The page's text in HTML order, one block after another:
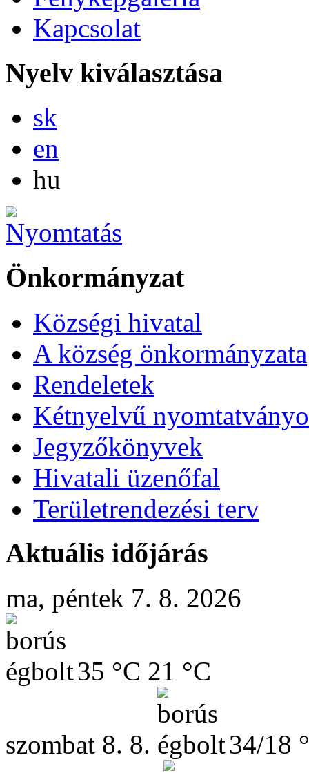
Kapcsolat
Nyelv kiválasztása
sk
en
hu
Önkormányzat
Községi hivatal
A község önkormányzata
Rendeletek
Kétnyelvű
Jegyzőkönyvek
Hivatali üzenőfal
Területrendezési terv
Aktuális időjárás
ma, péntek 7. 8. 2026
35 °C 21 °C
szombat 8. 8. 34/18